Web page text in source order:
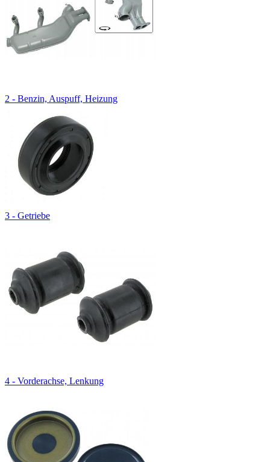
2 - Benzin, Auspuff, Heizung
3 - Getriebe
4 - Vorderachse, Lenkung